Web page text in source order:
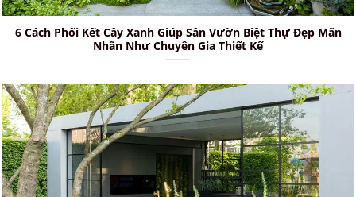
6 Cách Phối Kết Cây Xanh Giúp Sân Vườn Biệt Thự Đẹp Mãn
Nhãn Như Chuyên Gia Thiết Kế